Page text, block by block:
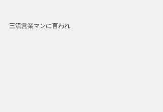
三流営業マンに言われ